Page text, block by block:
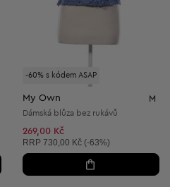
-60% s kódem ASAP
My Own M
Dámská blůza bez rukávů
269,00 Kč
Doporučená cena:
RRP 730,00 Kč (-63%)